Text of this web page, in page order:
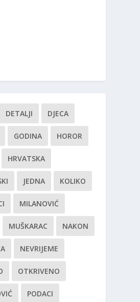
DETALJI DJECA
GODINA HOROR
HRVATSKA
JEDNA KOLIKO
MILANOVIĆ
MUŠKARAC NAKON
NEVRIJEME
OTKRIVENO
PODACI